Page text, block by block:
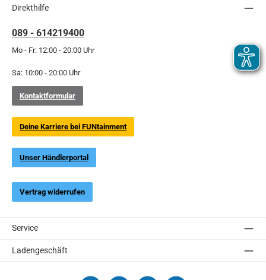
Direkthilfe
089 - 614219400
Mo - Fr: 12:00 - 20:00 Uhr
Sa: 10:00 - 20:00 Uhr
Kontaktformular
Deine Karriere bei FUNtainment
Unser Händlerportal
Vertrag widerrufen
Service
Ladengeschäft